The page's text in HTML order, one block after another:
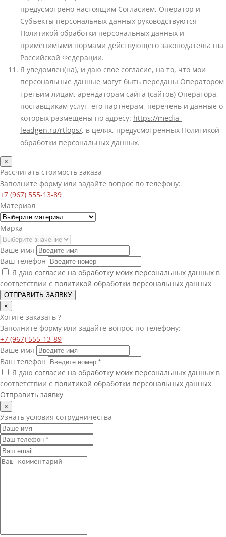
предусмотрено настоящим Согласием, Оператор и
Субъекты персональных данных руководствуются
Политикой обработки персональных данных и
применимыми нормами действующего законодательства
Российской Федерации.
Я уведомлен(на), и даю свое согласие, на то, что мои
персональные данные могут быть переданы Оператором
третьим лицам, арендаторам сайта (сайтов) Оператора,
поставщикам услуг, его партнерам, перечень и данные о
которых размещены по адресу: https://media-
leadgen.ru/rtlops/, в целях, предусмотренных Политикой
обработки персональных данных.
×
Рассчитать стоимость заказа
Заполните форму или задайте вопрос по телефону:
+7 (967) 555-13-89
Материал
Марка
Ваше имя
Ваш телефон
Я даю согласие на обработку моих персональных данных в
соответствии с политикой обработки персональных данных
ОТПРАВИТЬ ЗАЯВКУ
×
Хотите заказать ?
Заполните форму или задайте вопрос по телефону:
+7 (967) 555-13-89
Ваше имя
Ваш телефон
Я даю согласие на обработку моих персональных данных в
соответствии с политикой обработки персональных данных
Отправить заявку
×
Узнать условия сотрудничества